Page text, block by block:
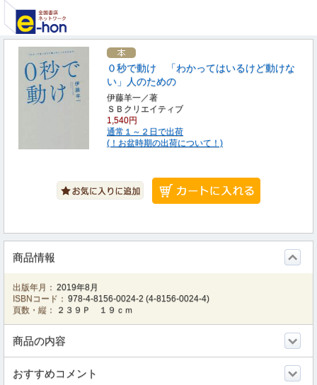
０秒で動け 「わかってはいるけど動けな
い」人のための
伊藤羊一／著
ＳＢクリエイティブ
1,540円
通常１～２日で出荷
(！お盆時期の出荷について！)
商品情報
出版年月： 2019年8月
ISBNコード： 978-4-8156-0024-2 (4-8156-0024-4)
頁数・縦：
２３９Ｐ １９ｃｍ
商品の内容
おすすめコメント